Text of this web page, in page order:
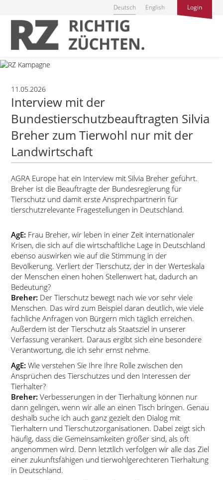
Deutsch English Login
11.05.2026
Interview mit der
Bundestierschutzbeauftragten Silvia
Breher zum Tierwohl nur mit der
Landwirtschaft
AGRA Europe hat ein Interview mit Silvia Breher geführt.
Breher ist die Beauftragte der Bundesregierung für
Tierschutz und damit erste Ansprechpartnerin für
tierschutzrelevante Fragestellungen in Deutschland.
AgE: Frau Breher, wir leben in einer Zeit internationaler
Krisen, die sich auf die wirtschaftliche Lage in Deutschland
ebenso auswirken wie auf die Stimmung in der
Bevölkerung. Verliert der Tierschutz, der in der Werteskala
der Menschen einen hohen Stellenwert hat, dadurch an
Bedeutung?
Breher: Der Tierschutz bewegt nach wie vor sehr viele
Menschen. Das wird zum Beispiel daran deutlich, wie viele
fachliche Anfragen von Bürgern mich täglich erreichen.
Außerdem ist der Tierschutz als Staatsziel in unserer
Verfassung verankert. Daraus ergibt sich eine besondere
Verantwortung, die ich sehr ernst nehme.
AgE:Wie verstehen Sie Ihre Ihre Rolle zwischen den
Ansprüchen des Tierschutzes und den Interessen der
Tierhalter?
Breher:Verbesserungen in der Tierhaltung können nur
dann gelingen, wenn wir alle an einen Tisch bringen. Genau
deshalb suche ich auch ganz gezielt den Dialog mit
Tierhaltern und Tierschutzorganisationen. Dabei zeigt sich
häufig, dass die Gemeinsamkeiten größer sind, als oft
angenommen wird. Denn letztlich verfolgen wir alle das Ziel
einer zukunftsfähigen und tierwohlgerechteren Tierhaltung
in Deutschland.